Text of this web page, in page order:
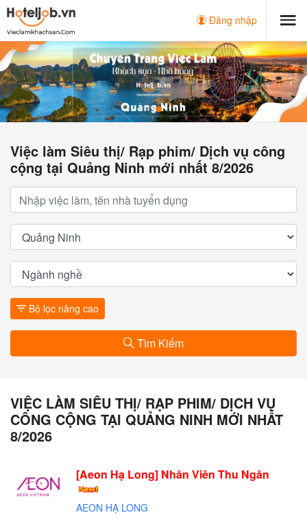
Đăng nhập
Việc làm Siêu thị/ Rạp phim/ Dịch vụ công
cộng tại Quảng Ninh mới nhất 8/2026
Bộ lọc nâng cao
Tìm Kiếm
VIỆC LÀM SIÊU THỊ/ RẠP PHIM/ DỊCH VỤ
CÔNG CỘNG TẠI QUẢNG NINH MỚI NHẤT
8/2026
[Aeon Hạ Long] Nhân Viên Thu Ngân
AEON HẠ LONG